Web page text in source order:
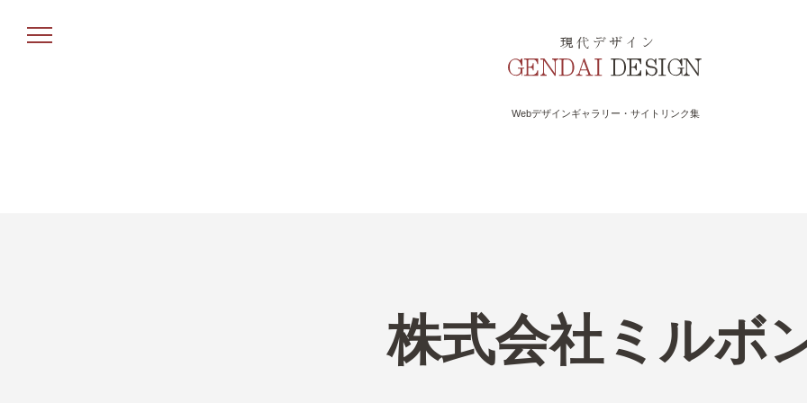
Webデザインギャラリー・サイトリンク集
株式会社ミルボ